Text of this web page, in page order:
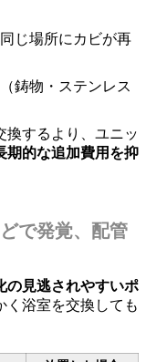
じ場所にカビが再
鋳物・ステンレス
換するより、ユニッ
期的な追加費用を抑
で発覚、配管
の見逃されやすいポ
く浴室を交換しても